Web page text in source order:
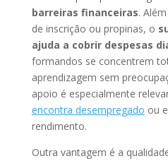
barreiras financeiras.
de inscrição ou propinas, o
ajuda a cobrir despesas
formandos se concentrem
aprendizagem sem
apoio é especialmente
encontra desempregado ou
rendimento.
Outra vantagem é a